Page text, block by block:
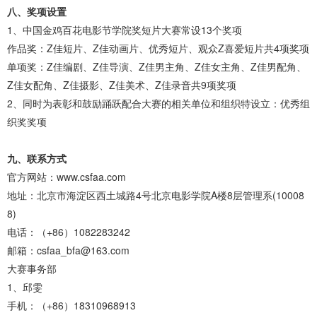
八、奖项设置
1、中国金鸡百花电影节学院奖短片大赛常设13个奖项
作品奖：Z佳短片、Z佳动画片、优秀短片、观众Z喜爱短片共4项奖项
单项奖：Z佳编剧、Z佳导演、Z佳男主角、Z佳女主角、Z佳男配角、
Z佳女配角、Z佳摄影、Z佳美术、Z佳录音共9项奖项
2、同时为表彰和鼓励踊跃配合大赛的相关单位和组织特设立：优秀组
织奖奖项
九、联系方式
官方网站：www.csfaa.com
地址：北京市海淀区西土城路4号北京电影学院A楼8层管理系(10008
8)
电话：（+86）1082283242
邮箱：csfaa_bfa@163.com
大赛事务部
1、邱雯
手机：（+86）18310968913